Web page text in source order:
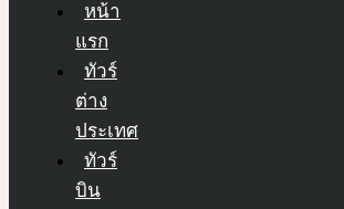
หน้า
แรก
ทัวร์
ต่าง
ประเทศ
ทัวร์
บิน